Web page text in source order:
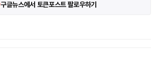
구글뉴스에서 토큰포스트 팔로우하기